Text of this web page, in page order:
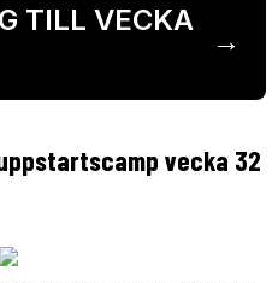
TILL VECKA
→
vecka 32